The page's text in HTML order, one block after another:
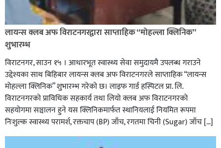
लायन्स क्लब अफ विराटनगरद्वारा साप्ताहिक “मोहल्ला क्लिनिक”
शुभारम्भ
विराटनगर, साउन १५ । आधारभूत स्वास्थ्य सेवा समुदायमै उपलब्ध गराउने
उद्देश्यका साथ बिहिबार लायन्स क्लब अफ विराटनगरले साप्ताहिक “लायन्स
मोहल्ला क्लिनिक” शुभारम्भ गरेकाे छ। लाइफ गार्ड हस्पिटल प्रा. लि.
विराटनगरको प्राविधिक सहकार्य तथा लियो क्लब अफ विराटनगरको
सहयोगमा सञ्चालन हुने यस क्लिनिकमार्फत स्थानियलाई नियमित रूपमा
निःशुल्क स्वास्थ्य परामर्श, रक्तचाप (BP) जाँच, रगतमा चिनी (Sugar) जाँच […]